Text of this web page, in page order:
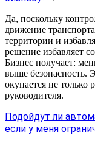
Да, поскольку
движение
территории и
решение избавляет
Бизнес получает:
выше безопасность.
окупается не только
руководителя.
Подойдут ли
если у меня